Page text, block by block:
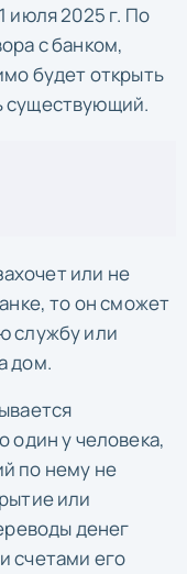
июля 2025 г. По
с банком,
будет открыть
существующий.
или не
то он сможет
службу или
дом.
один у человека,
по нему не
или
денег
счетами его